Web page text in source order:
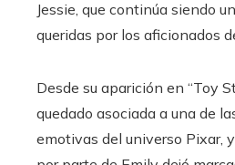
Jessie, que continúa siendo
queridas por los aficionados
Desde su aparición en “Toy
quedado asociada a una de
emotivas del universo Pixar,